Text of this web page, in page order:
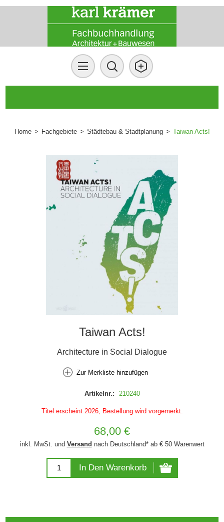
Home > Fachgebiete > Städtebau & Stadtplanung > Taiwan Acts!
Taiwan Acts!
Architecture in Social Dialogue
Zur Merkliste hinzufügen
Artikelnr.: 210240
Titel erscheint 2026, Bestellung wird vorgemerkt.
68,00 €
inkl. MwSt. und Versand nach Deutschland* ab € 50 Warenwert
In Den Warenkorb